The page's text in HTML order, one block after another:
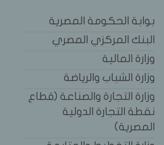
بوابة الحكومة المصرية
البنك المركزي المصري
وزارة المالية
وزارة الشباب والرياضة
وزارة التجارة والصناعة (قطاع
نقطة التجارة الدولية
المصرية)